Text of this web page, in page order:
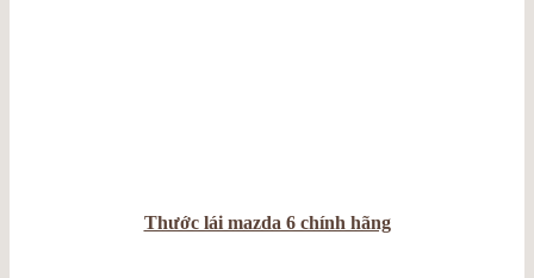
Thước lái mazda 6 chính hãng